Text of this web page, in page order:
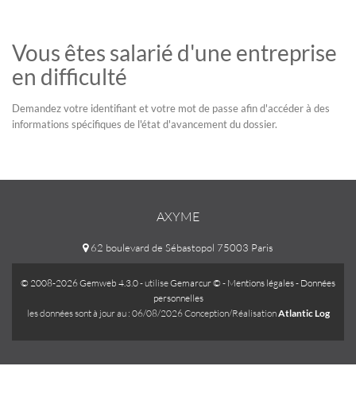
Vous êtes salarié d'une entreprise
en difficulté
Demandez votre identifiant et votre mot de passe afin d'accéder à des
informations spécifiques de l'état d'avancement du dossier.
AXYME
62 boulevard de Sébastopol 75003 Paris
© 2008-2026 Gemweb 4.3.0- utiliseGemarcur © - Mentions légales- Données
personnelles
les données sont à jour au : 06/08/2026 Conception/RéalisationAtlantic Log